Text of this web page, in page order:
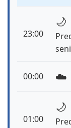
23:00
🌙
00:00 ☁️
01:00
🌙